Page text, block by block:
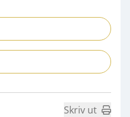
Skriv ut